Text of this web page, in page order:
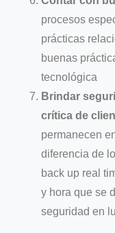
procesos
prácticas
buenas
tecnológica
Brindar
crítica de
permanecen
diferencia de
back up real
y hora que se
seguridad en